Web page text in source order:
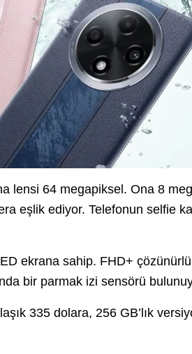
lensi 64 megapiksel. Ona 8
eşlik ediyor. Telefonun selfie
ekrana sahip. FHD+
bir parmak izi sensörü
335 dolara, 256 GB’lık